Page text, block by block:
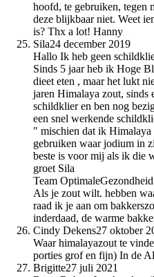
hoofd, te gebruiken, tegen
deze blijkbaar niet. Weet
is? Thx a lot! Hanny
Sila24 december 2019
Hallo Ik heb geen
Sinds 5 jaar heb ik Hoge
dieet eten , maar het lukt
jaren Himalaya zout, sinds
schildklier en ben nog
een snel werkende
" mischien dat ik
gebruiken waar jodium in
beste is voor mij als ik die
groet Sila
Team OptimaleGezondheid
Als je zout wilt. hebben
raad ik je aan om
inderdaad, de warme
Cindy Dekens27 oktober
Waar himalayazout te
porties grof en fijn) In de
Brigitte27 juli 2021